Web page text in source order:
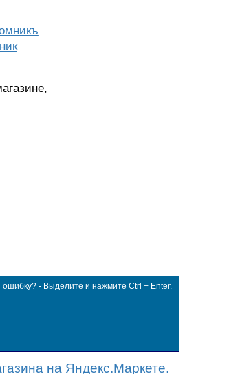
- Выделите и нажмите Ctrl + Enter.